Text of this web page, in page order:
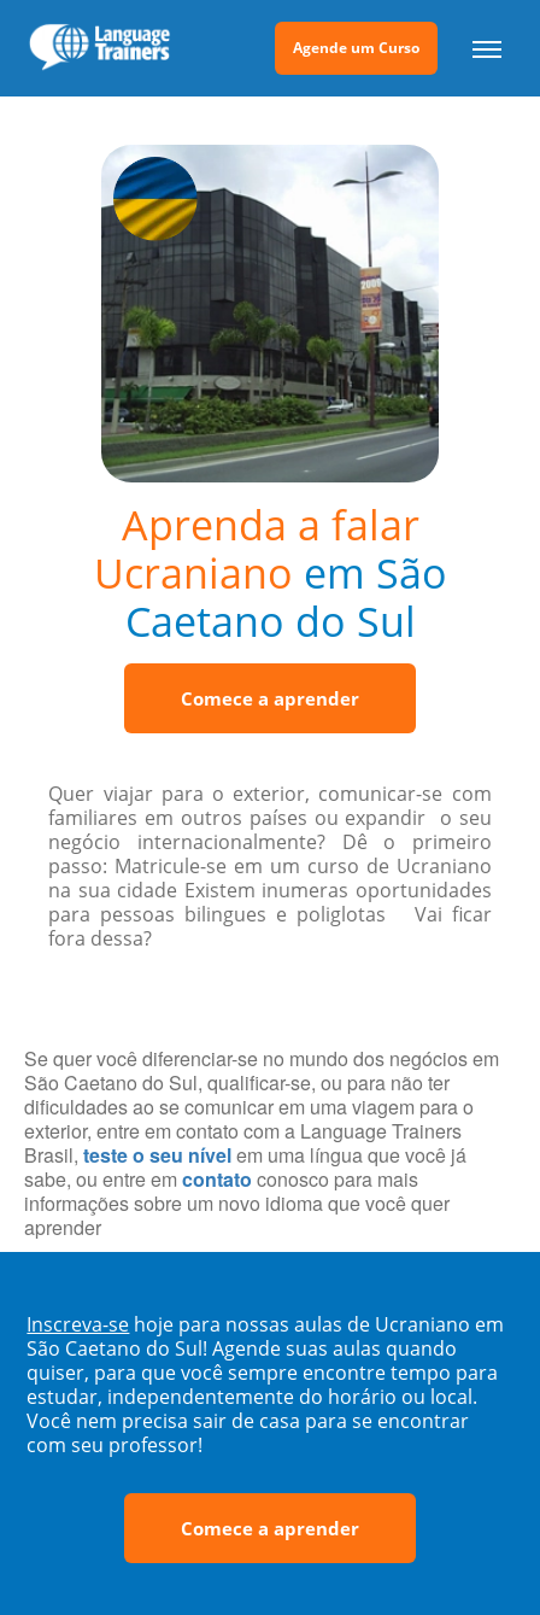
Agende um Curso
Aprenda a falar
Ucraniano em São
Caetano do Sul
Comece a aprender
Quer viajar para o exterior, comunicar-se com
familiares em outros países ou expandir o seu
negócio internacionalmente? Dê o primeiro
passo: Matricule-se em um curso de Ucraniano
na sua cidade Existem inumeras oportunidades
para pessoas bilingues e poliglotas Vai ficar
fora dessa?
Se quer você diferenciar-se no mundo dos negócios em
São Caetano do Sul, qualificar-se, ou para não ter
dificuldades ao se comunicar em uma viagem para o
exterior, entre em contato com a Language Trainers
Brasil, teste o seu nívelem uma língua que você já
sabe, ou entre em contato conosco para mais
informações sobre um novo idioma que você quer
aprender
Inscreva-se hoje para nossas aulas de Ucraniano em
São Caetano do Sul! Agende suas aulas quando
quiser, para que você sempre encontre tempo para
estudar, independentemente do horário ou local.
Você nem precisa sair de casa para se encontrar
com seu professor!
Comece a aprender